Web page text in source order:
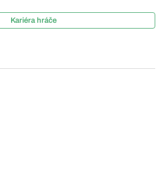
Kariéra hráče